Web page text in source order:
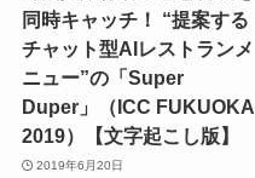
同時キャッチ！ “提案する
チャット型AIレストランメ
ニュー”の「Super
Duper」（ICC FUKUOKA
2019）【文字起こし版】
2019年6月20日